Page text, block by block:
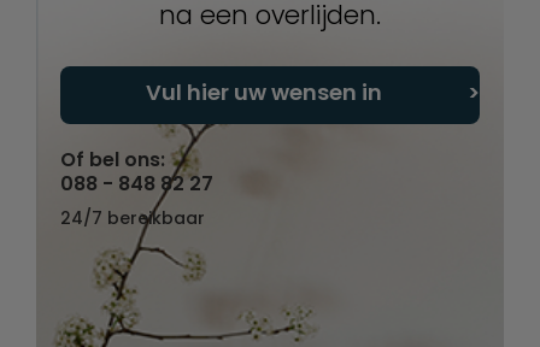
na een overlijden.
Vul hier uw wensen in
Of bel ons:
088 - 848 82 27
24/7 bereikbaar